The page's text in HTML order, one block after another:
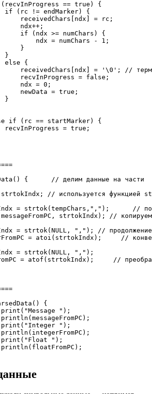
( recvInProgress == true )
{
if
( rc ! = endMarker)
{
receivedChars
ndx = rc ;
ndx
++ ;
if
( ndx >= numChars )
{
ndx
= numChars - 1 ;
}
}
else
{
receivedChars
ndx = ' \0 ' ;
//
recvInProgress
= false ;
ndx
= 0 ;
newData
= true ;
}
if ( rc == startMarker)
{
recvInProgress
= true ;
( ) {
// делим данные на части
strtokIndx ;
// используется функцией
= strtok( tempChars, "," ) ;
//
messageFromPC, strtokIndx ) ;
// копируем
= strtok( NULL , "," ) ;
// продолжение
= atoi ( strtokIndx ) ;
//
= strtok( NULL , "," ) ;
= atof ( strtokIndx ) ;
//
( )
{
print ( "Message " ) ;
println ( messageFromPC ) ;
print ( "Integer " ) ;
println ( integerFromPC ) ;
print ( "Float " ) ;
println ( floatFromPC ) ;